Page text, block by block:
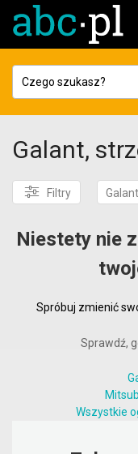
Galant,
Filtry Galant
Niestety nie
Spróbuj zmienić
Sprawdź,
Wszystkie